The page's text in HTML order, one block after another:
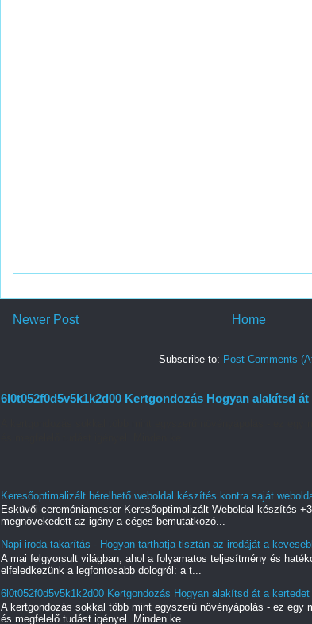
Newer Post Home
Subscribe to: Post Comments
6l0t052f0d5v5k1k2d00 Kertgondozás Hogyan alakítsd
Keresőoptimalizált bérelhető weboldal készítés kontra saját
Esküvői ceremóniamester Keresőoptimalizált Weboldal készítés
megnövekedett az igény a céges bemutatkozó...
Napi iroda takarítás - Hogyan tarthatja tisztán az irodáját a
A mai felgyorsult világban, ahol a folyamatos teljesítmény és
elfeledkezünk a legfontosabb dologról: a t...
6l0t052f0d5v5k1k2d00 Kertgondozás Hogyan alakítsd át a
A kertgondozás sokkal több mint egyszerű növényápolás - ez egy
és megfelelő tudást igényel. Minden ke...